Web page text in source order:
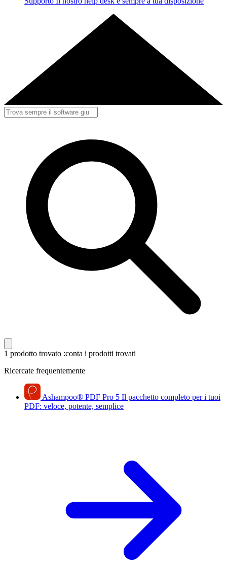
1 prodotto trovato :conta i prodotti trovati
Ricercate frequentemente
Ashampoo® PDF Pro 5 Il pacchetto completo per i tuoi
PDF: veloce, potente, semplice